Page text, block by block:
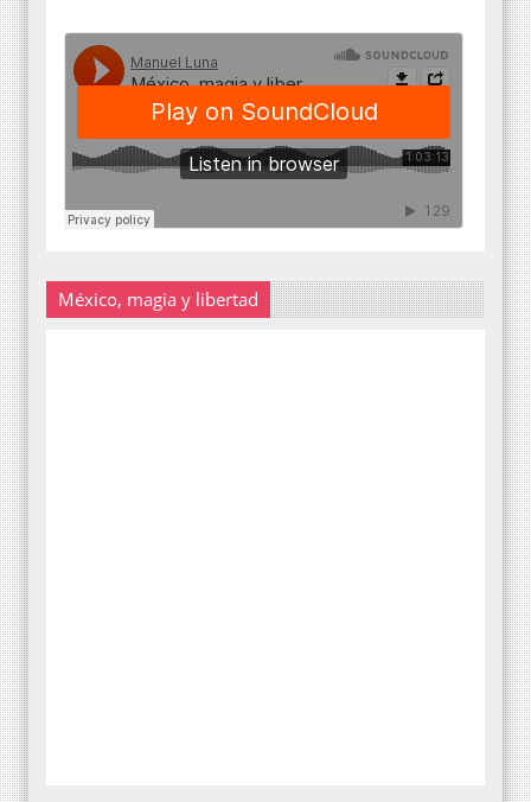
México, magia y libertad